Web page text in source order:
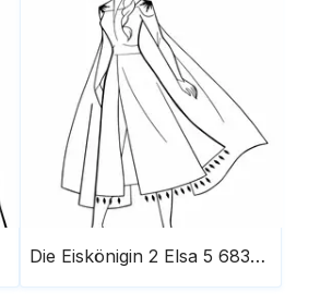
Die Eiskönigin 2 Elsa 5 683X1024